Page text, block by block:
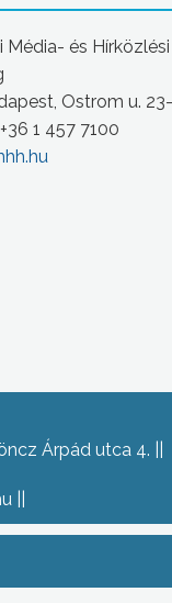
Média- és Hírközlési
Ostrom u.
1 457 7100
Árpád utca 4.